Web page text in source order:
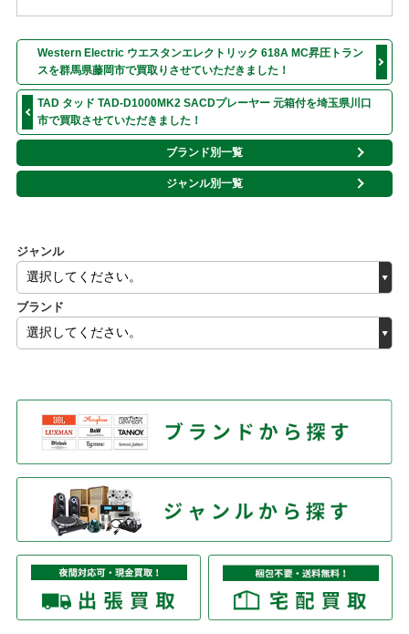
ジャンル
ブランド
Western Electric ウエスタンエレクトリック 618A MC昇圧トラン
スを群馬県藤岡市で買取りさせていただきました！
TAD タッド TAD-D1000MK2 SACDプレーヤー 元箱付を埼玉県川口
市で買取させていただきました！
ブランド別一覧
ジャンル別一覧